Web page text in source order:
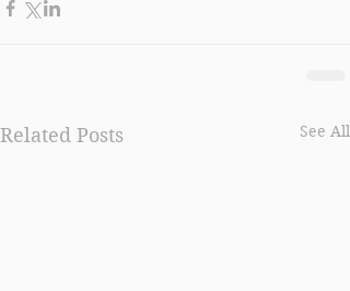
Related Posts See All